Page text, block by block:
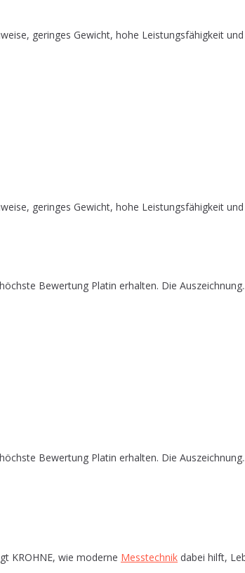
geringes Gewicht, hohe Leistungsfähigkeit
Bewertung Platin erhalten. Die
geringes Gewicht, hohe Leistungsfähigkeit
Bewertung Platin erhalten. Die
KROHNE, wie moder­ne Mess­tech­nik dabei hilft,